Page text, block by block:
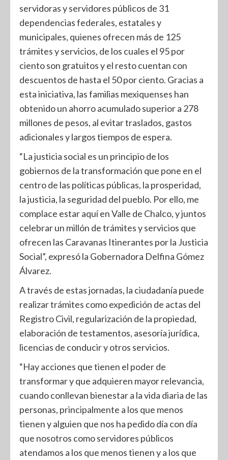
servidoras y servidores públicos de 31
dependencias federales, estatales y
municipales, quienes ofrecen más de 125
trámites y servicios, de los cuales el 95 por
ciento son gratuitos y el resto cuentan con
descuentos de hasta el 50 por ciento. Gracias a
esta iniciativa, las familias mexiquenses han
obtenido un ahorro acumulado superior a 278
millones de pesos, al evitar traslados, gastos
adicionales y largos tiempos de espera.
“La justicia social es un principio de los
gobiernos de la transformación que pone en el
centro de las políticas públicas, la prosperidad,
la justicia, la seguridad del pueblo. Por ello, me
complace estar aquí en Valle de Chalco, y juntos
celebrar un millón de trámites y servicios que
ofrecen las Caravanas Itinerantes por la Justicia
Social”, expresó la Gobernadora Delfina Gómez
Álvarez.
A través de estas jornadas, la ciudadanía puede
realizar trámites como expedición de actas del
Registro Civil, regularización de la propiedad,
elaboración de testamentos, asesoría jurídica,
licencias de conducir y otros servicios.
“Hay acciones que tienen el poder de
transformar y que adquieren mayor relevancia,
cuando conllevan bienestar a la vida diaria de las
personas, principalmente a los que menos
tienen y alguien que nos ha pedido día con día
que nosotros como servidores públicos
atendamos a los que menos tienen y a los que